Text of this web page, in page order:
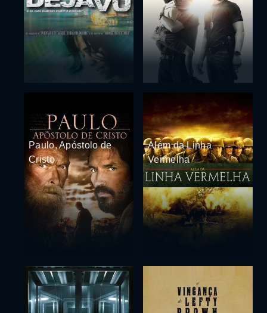
Paulo, Apóstolo de
Cristo
Além da Linha
Vermelha